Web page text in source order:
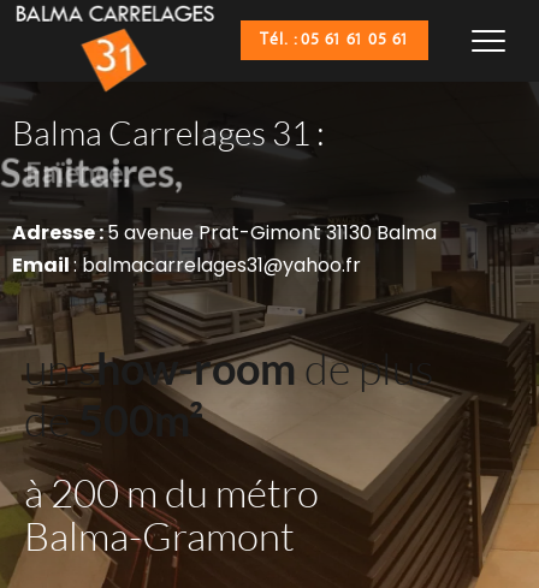
Tél. : 05 61 61 05 61
Balma Carrelages 31 :
Sanitaires,
Adresse : 5 avenue Prat-Gimont 31130 Balma
Email : balmacarrelages31@yahoo.fr
un show-room de plus
de 500m²
à 200 m du métro
Balma-Gramont